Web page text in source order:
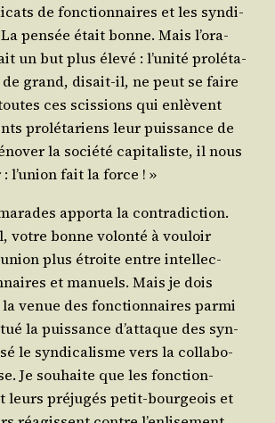
de fonc­tion­naires et les syn­di­
pen­sée était bonne. Mais l’o­ra­
un but plus éle­vé : l’u­ni­té pro­lé­ta­
grand, disait-il, ne peut se faire
ces scis­sions qui enlèvent
pro­lé­ta­riens leur puis­sance de
la socié­té capi­ta­liste, il nous
l’u­nion fait la force ! »
appor­ta la contra­dic­tion.
votre bonne volon­té à vou­loir
plus étroite entre intel­lec­
et manuels. Mais je dois
venue des fonc­tion­naires par­mi
la puis­sance d’at­taque des syn­
le syn­di­ca­lisme vers la col­la­bo­
Je sou­haite que les fonc­tion­
leurs pré­ju­gés petit-bour­geois et